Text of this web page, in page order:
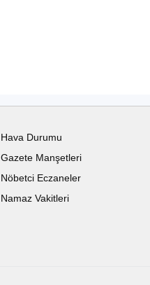
Hava Durumu
Gazete Manşetleri
Nöbetci Eczaneler
Namaz Vakitleri